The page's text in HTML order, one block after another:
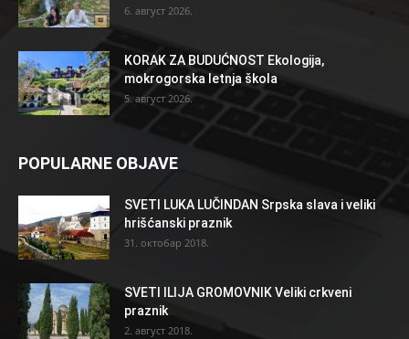
6. август 2026.
KORAK ZA BUDUĆNOST Ekologija,
mokrogorska letnja škola
5. август 2026.
POPULARNE OBJAVE
SVETI LUKA LUČINDAN Srpska slava i veliki
hrišćanski praznik
31. октобар 2018.
SVETI ILIJA GROMOVNIK Veliki crkveni
praznik
2. август 2018.